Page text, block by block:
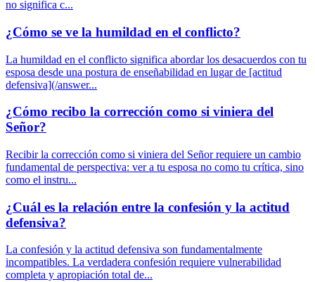
no significa c...
¿Cómo se ve la humildad en el conflicto?
La humildad en el conflicto significa abordar los desacuerdos con tu
esposa desde una postura de enseñabilidad en lugar de [actitud
defensiva](/answer...
¿Cómo recibo la corrección como si viniera del
Señor?
Recibir la corrección como si viniera del Señor requiere un cambio
fundamental de perspectiva: ver a tu esposa no como tu crítica, sino
como el instru...
¿Cuál es la relación entre la confesión y la actitud
defensiva?
La confesión y la actitud defensiva son fundamentalmente
incompatibles. La verdadera confesión requiere vulnerabilidad
completa y apropiación total de...